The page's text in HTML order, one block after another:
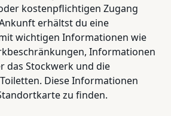
kostenpflichtigen Zugang
erhältst du eine
wichtigen Informationen wie
Informationen
das Stockwerk und die
Diese Informationen
zu finden.